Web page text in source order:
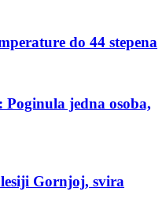
do 44 stepena
Poginula jedna osoba,
Gornjoj, svira